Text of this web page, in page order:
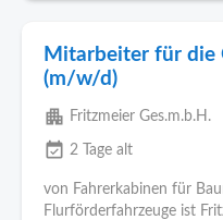
Mitarbeiter für die
(m/w/d)
apartment Fritzmeier Ges.m.b.H.
event_available 2 Tage alt
von Fahrerkabinen für
Flurförderfahrzeuge ist